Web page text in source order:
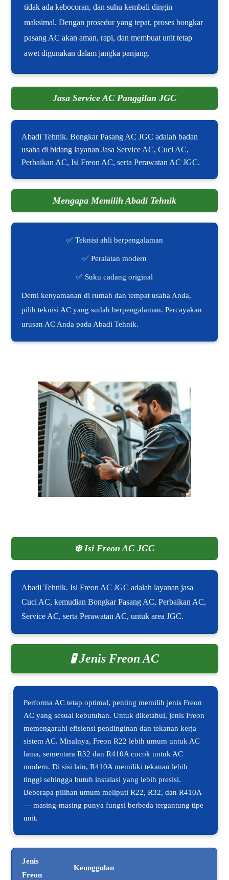
tidak ada kebocoran, dan suhu kembali dingin
maksimal. Dengan prosedur yang tepat, proses bongkar
pasang AC akan aman, rapi, dan membuat unit tetap
awet digunakan dalam jangka panjang.
Jasa Service AC Panggilan JGC
Abadi Tehnik. Bongkar Pasang AC JGC adalah badan
usaha di bidang layanan Jasa Service AC, Cuci AC,
Perbaikan AC, Isi Freon AC, serta Perawatan AC JGC.
Mengapa Memilih Abadi Tehnik
✅ Teknisi ahli berpengalaman
✅ Peralatan modern
✅ Suku cadang original
Demi kenyamanan di rumah dan tempat usaha Anda,
pilih teknisi AC yang sudah berpengalaman. Percayakan
urusan AC Anda pada Abadi Tehnik.
❄️Isi Freon AC JGC
Abadi Tehnik. Isi Freon AC JGC adalah layanan jasa
Cuci AC, kemudian Bongkar Pasang AC, Perbaikan AC,
Service AC, serta Perawatan AC, untuk area JGC.
🧪 Jenis Freon AC
Performa AC tetap optimal, penting memilih jenis Freon
AC yang sesuai kebutuhan. Untuk diketahui, jenis Freon
memengaruhi efisiensi pendinginan dan tekanan kerja
sistem AC. Misalnya, Freon R22 lebih umum untuk AC
lama, sementara R32 dan R410A cocok untuk AC
modern. Di sisi lain, R410A memiliki tekanan lebih
tinggi sehingga butuh instalasi yang lebih presisi.
Beberapa pilihan umum meliputi R22, R32, dan R410A
— masing-masing punya fungsi berbeda tergantung tipe
unit.
Jenis
Freon
Keunggulan